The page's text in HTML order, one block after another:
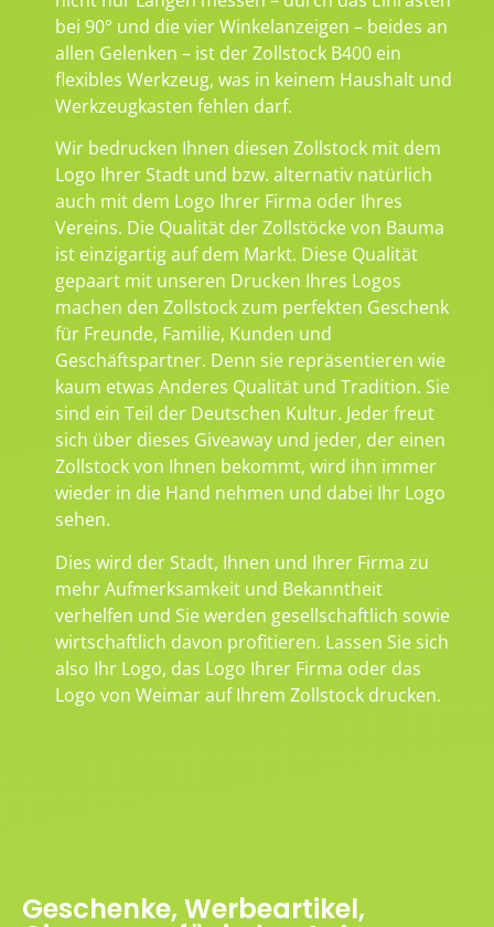
bei 90° und die vier Winkelanzeigen – beides an
allen Gelenken – ist der Zollstock B400 ein
flexibles Werkzeug, was in keinem Haushalt und
Werkzeugkasten fehlen darf.
Wir bedrucken Ihnen diesen Zollstock mit dem
Logo Ihrer Stadt und bzw. alternativ natürlich
auch mit dem Logo Ihrer Firma oder Ihres
Vereins. Die Qualität der Zollstöcke von Bauma
ist einzigartig auf dem Markt. Diese Qualität
gepaart mit unseren Drucken Ihres Logos
machen den Zollstock zum perfekten Geschenk
für Freunde, Familie, Kunden und
Geschäftspartner. Denn sie repräsentieren wie
kaum etwas Anderes Qualität und Tradition. Sie
sind ein Teil der Deutschen Kultur. Jeder freut
sich über dieses Giveaway und jeder, der einen
Zollstock von Ihnen bekommt, wird ihn immer
wieder in die Hand nehmen und dabei Ihr Logo
sehen.
Dies wird der Stadt, Ihnen und Ihrer Firma zu
mehr Aufmerksamkeit und Bekanntheit
verhelfen und Sie werden gesellschaftlich sowie
wirtschaftlich davon profitieren. Lassen Sie sich
also Ihr Logo, das Logo Ihrer Firma oder das
Logo von Weimar auf Ihrem Zollstock drucken.
Geschenke, Werbeartikel,